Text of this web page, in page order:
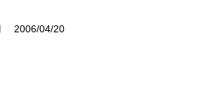
2006/04/20